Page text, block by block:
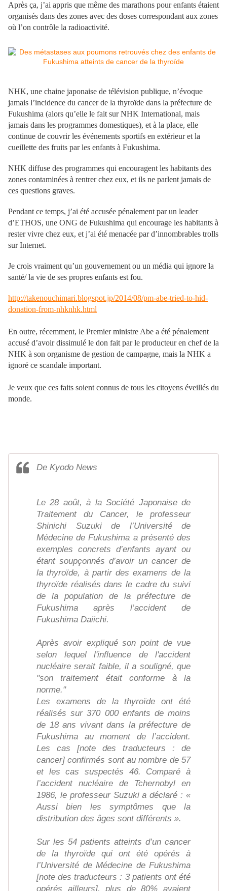
Après ça, j’ai appris que même des marathons pour enfants étaient
organisés dans des zones avec des doses correspondant aux zones
où l’on contrôle la radioactivité.
NHK, une chaine japonaise de télévision publique, n’évoque
jamais l’incidence du cancer de la thyroïde dans la préfecture de
Fukushima (alors qu’elle le fait sur NHK International, mais
jamais dans les programmes domestiques), et à la place, elle
continue de couvrir les événements sportifs en extérieur et la
cueillette des fruits par les enfants à Fukushima.
NHK diffuse des programmes qui encouragent les habitants des
zones contaminées à rentrer chez eux, et ils ne parlent jamais de
ces questions graves.
Pendant ce temps, j’ai été accusée pénalement par un leader
d’ETHOS, une ONG de Fukushima qui encourage les habitants à
rester vivre chez eux, et j’ai été menacée par d’innombrables trolls
sur Internet.
Je crois vraiment qu’un gouvernement ou un média qui ignore la
santé/ la vie de ses propres enfants est fou.
http://takenouchimari.blogspot.jp/2014/08/pm-abe-tried-to-hid-
donation-from-nhknhk.html
En outre, récemment, le Premier ministre Abe a été pénalement
accusé d’avoir dissimulé le don fait par le producteur en chef de la
NHK à son organisme de gestion de campagne, mais la NHK a
ignoré ce scandale important.
Je veux que ces faits soient connus de tous les citoyens éveillés du
monde.
De Kyodo News
Le 28 août, à la Société Japonaise de
Traitement du Cancer, le professeur
Shinichi Suzuki de l’Université de
Médecine de Fukushima a présenté des
exemples concrets d’enfants ayant ou
étant soupçonnés d’avoir un cancer de
la thyroïde, à partir des examens de la
thyroïde réalisés dans le cadre du suivi
de la population de la préfecture de
Fukushima après l’accident de
Fukushima Daiichi.
Après avoir expliqué son point de vue
selon lequel l'influence de l'accident
nucléaire serait faible, il a souligné, que
"son traitement était conforme à la
norme."
Les examens de la thyroïde ont été
réalisés sur 370 000 enfants de moins
de 18 ans vivant dans la préfecture de
Fukushima au moment de l’accident.
Les cas [note des traducteurs : de
cancer] confirmés sont au nombre de 57
et les cas suspectés 46. Comparé à
l’accident nucléaire de Tchernobyl en
1986, le professeur Suzuki a déclaré : «
Aussi bien les symptômes que la
distribution des âges sont différents ».
Sur les 54 patients atteints d’un cancer
de la thyroïde qui ont été opérés à
l’Université de Médecine de Fukushima
[note des traducteurs : 3 patients ont été
opérés ailleurs], plus de 80% avaient